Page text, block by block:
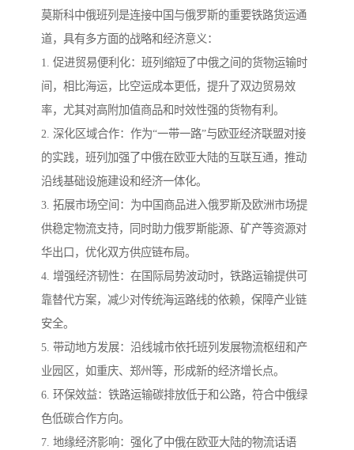
莫斯科中俄班列是连接中国与俄罗斯的重要铁路货运通
道，具有多方面的战略和经济意义：
1. 促进贸易便利化：班列缩短了中俄之间的货物运输时
间，相比海运，比空运成本更低，提升了双边贸易效
率，尤其对高附加值商品和时效性强的货物有利。
2. 深化区域合作：作为“一带一路”与欧亚经济联盟对接
的实践，班列加强了中俄在欧亚大陆的互联互通，推动
沿线基础设施建设和经济一体化。
3. 拓展市场空间：为中国商品进入俄罗斯及欧洲市场提
供稳定物流支持，同时助力俄罗斯能源、矿产等资源对
华出口，优化双方供应链布局。
4. 增强经济韧性：在国际局势波动时，铁路运输提供可
靠替代方案，减少对传统海运路线的依赖，保障产业链
安全。
5. 带动地方发展：沿线城市依托班列发展物流枢纽和产
业园区，如重庆、郑州等，形成新的经济增长点。
6. 环保效益：铁路运输碳排放低于和公路，符合中俄绿
色低碳合作方向。
7. 地缘经济影响：强化了中俄在欧亚大陆的物流话语